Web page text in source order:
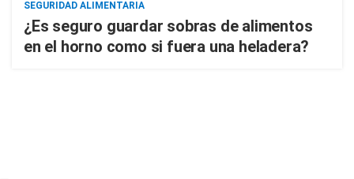
SEGURIDAD ALIMENTARIA
¿Es seguro guardar sobras de alimentos
en el horno como si fuera una heladera?